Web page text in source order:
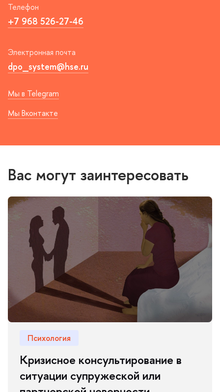
Телефон
+7 968 526-27-46
Электронная почта
dpo_system@hse.ru
Мы в Telegram
Мы Вконтакте
Вас могут заинтересовать
Психология
Кризисное консультирование в
ситуации супружеской или